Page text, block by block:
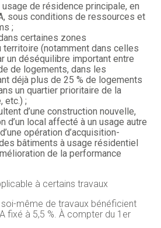
de résidence principale, en
sous conditions de ressources et
;
certaines zones
territoire (notamment dans celles
un déséquilibre important entre
de logements, dans les
déjà plus de 25 % de logements
un quartier prioritaire de la
etc.) ;
d’une construction nouvelle,
d’un local affecté à un usage autre
opération d’acquisition-
bâtiments à usage résidentiel
de la performance
à certains travaux
même de travaux bénéficient
fixé à 5,5 %. À compter du 1er